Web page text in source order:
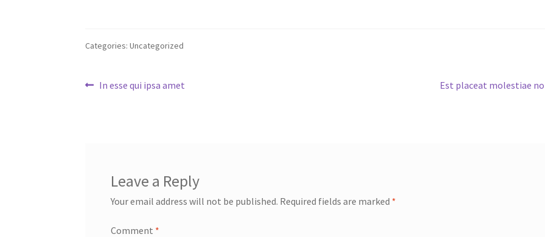
Categories: Uncategorized
Post
Previous
In esse qui ipsa amet
Next
Est placeat molestiae
Leave a Reply
Your email address will not be published. Required fields are marked *
Comment *